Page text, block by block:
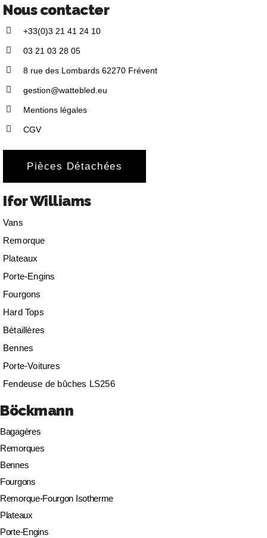
Nous contacter
+33(0)3 21 41 24 10
03 21 03 28 05
8 rue des Lombards 62270 Frévent
gestion@wattebled.eu
Mentions légales
CGV
Pièces Détachées
Ifor Williams
Vans
Remorque
Plateaux
Porte-Engins
Fourgons
Hard Tops
Bétaillères
Bennes
Porte-Voitures
Fendeuse de bûches LS256
Böckmann
Bagagères
Remorques
Bennes
Fourgons
Remorque-Fourgon Isotherme
Plateaux
Porte-Engins